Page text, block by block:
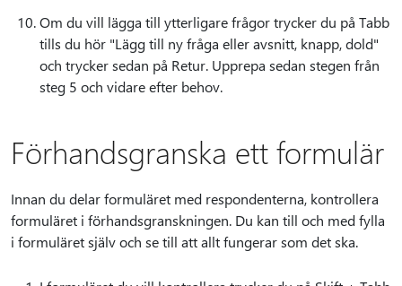
Om du vill lägga till ytterligare frågor trycker du på Tabb
tills du hör "Lägg till ny fråga eller avsnitt, knapp, dold"
och trycker sedan på Retur. Upprepa sedan stegen från
steg 5 och vidare efter behov.
Förhandsgranska ett formulär
Innan du delar formuläret med respondenterna, kontrollera
formuläret i förhandsgranskningen. Du kan till och med fylla
i formuläret själv och se till att allt fungerar som det ska.